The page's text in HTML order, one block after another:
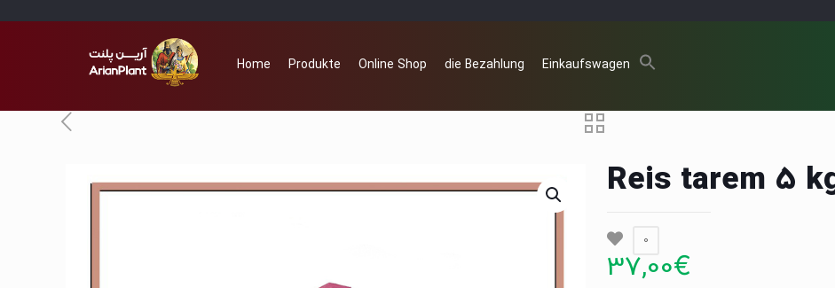
Home Produkte Online Shop die Bezahlung Einkaufswagen
Reis tarem 5
0
37,00€